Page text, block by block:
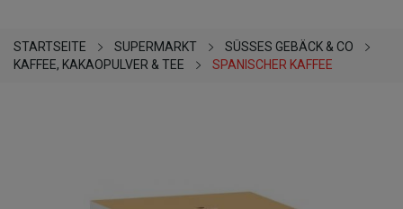
STARTSEITE SUPERMARKT
SÜSSES GEBÄCK & CO
KAFFEE, KAKAOPULVER & TEE
SPANISCHER KAFFEE